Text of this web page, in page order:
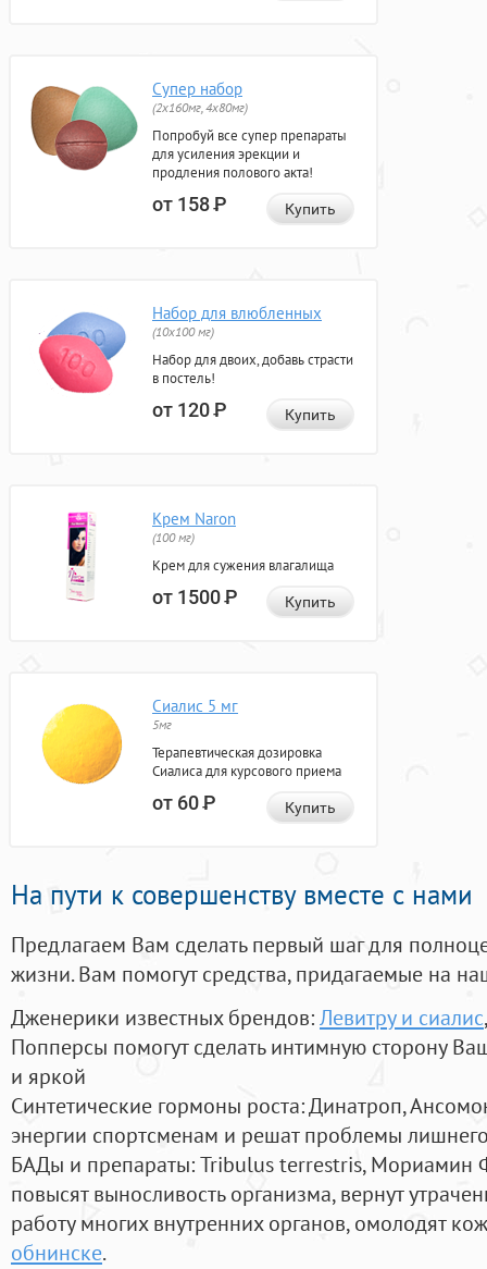
Супер набор
(2х160мг, 4х80мг)
Попробуй все супер препараты
для усиления эрекции и
продления полового акта!
от 158Р Купить
Набор для влюбленных
(10х100 мг)
Набор для двоих, добавь страсти
в постель!
от 120Р Купить
Крем Naron
(100 мг)
Крем для сужения влагалища
от 1500Р Купить
Сиалис 5 мг
5мг
Терапевтическая дозировка
Сиалиса для курсового приема
от 60Р Купить
На пути к совершенству вместе с нами
Предлагаем Вам сделать первый шаг для
жизни. Вам помогут средства, придагаемые на
Дженерики известных брендов:Левитру и сиалис
Попперсы помогут сделать интимную сторону
и яркой
Синтетические гормоны роста: Динатроп,
энергии спортсменам и решат проблемы
БАДы и препараты:Tribulus terrestris, Мориамин
повысят выносливость организма, вернут
работу многих внутренних органов, омолодят
обнинске.